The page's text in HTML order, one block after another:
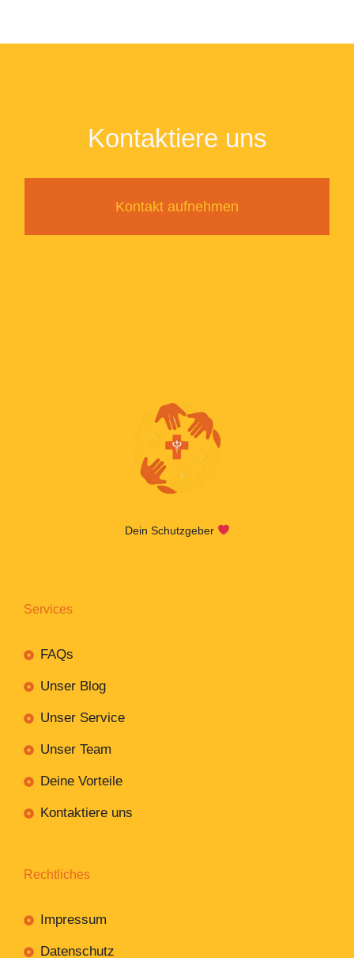
Kontaktiere uns
Kontakt aufnehmen
Dein Schutzgeber
Services
FAQs
Unser Blog
Unser Service
Unser Team
Deine Vorteile
Kontaktiere uns
Rechtliches
Impressum
Datenschutz